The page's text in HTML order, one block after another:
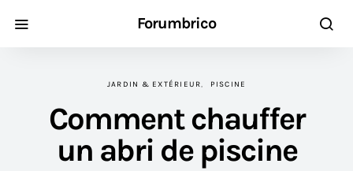
Forumbrico
JARDIN & EXTÉRIEUR PISCINE
Comment chauffer
un abri de piscine